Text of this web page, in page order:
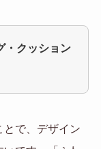
・クッション
とで、デザイン